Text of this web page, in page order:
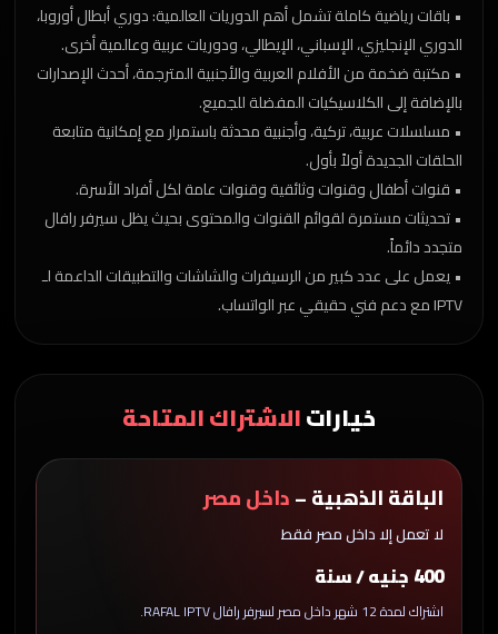
• باقات رياضية كاملة تشمل أهم الدوريات العالمية: دوري أبطال أوروبا،
الدوري الإنجليزي، الإسباني، الإيطالي، ودوريات عربية وعالمية أخرى.
• مكتبة ضخمة من الأفلام العربية والأجنبية المترجمة، أحدث الإصدارات
بالإضافة إلى الكلاسيكيات المفضلة للجميع.
• مسلسلات عربية، تركية، وأجنبية محدثة باستمرار مع إمكانية متابعة
الحلقات الجديدة أولاً بأول.
• قنوات أطفال وقنوات وثائقية وقنوات عامة لكل أفراد الأسرة.
• تحديثات مستمرة لقوائم القنوات والمحتوى بحيث يظل سيرفر رافال
متجدد دائماً.
• يعمل على عدد كبير من الرسيفرات والشاشات والتطبيقات الداعمة لـ
IPTV مع دعم فني حقيقي عبر الواتساب.
خياراتالاشتراك المتاحة
الباقة الذهبية –داخل مصر
لا تعمل إلا داخل مصر فقط
400 جنيه / سنة
اشتراك لمدة 12 شهر داخل مصر لسيرفر رافال RAFAL IPTV.